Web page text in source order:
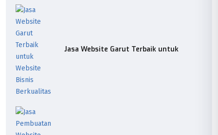
Jasa Website Garut Terbaik untuk